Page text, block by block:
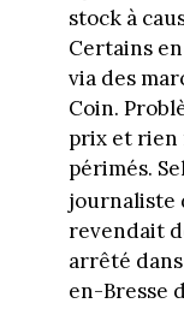
stock à
Certains
via des
Coin.
prix et rien
périmés.
journaliste
revendait
arrêté
en-Bresse